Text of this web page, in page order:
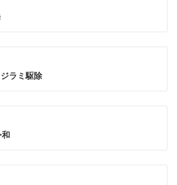
ラミ駆除
和